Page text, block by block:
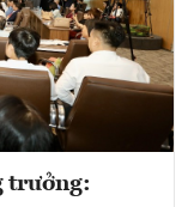
trưởng: